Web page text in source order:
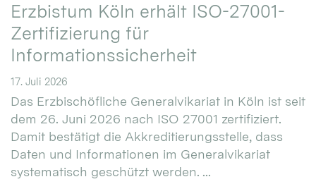
Erzbistum Köln erhält ISO-27001-
Zertifizierung für
Informationssicherheit
17. Juli 2026
Das Erzbischöfliche Generalvikariat in Köln ist seit
dem 26. Juni 2026 nach ISO 27001 zertifiziert.
Damit bestätigt die Akkreditierungsstelle, dass
Daten und Informationen im Generalvikariat
systematisch geschützt werden. ...